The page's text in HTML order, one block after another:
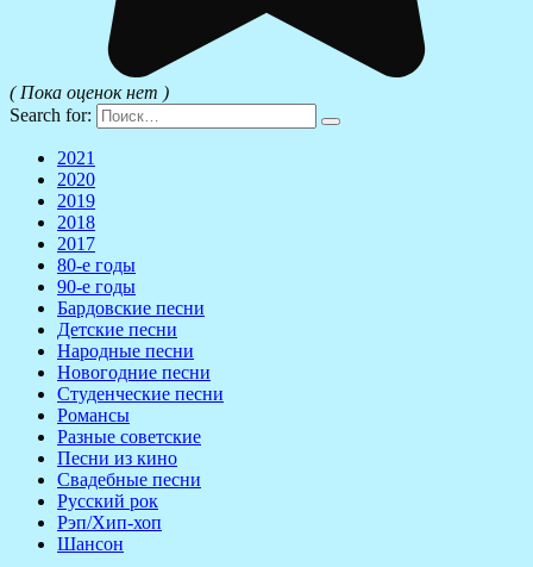
( Пока оценок нет )
Search for:
2021
2020
2019
2018
2017
80-е годы
90-е годы
Бардовские песни
Детские песни
Народные песни
Новогодние песни
Студенческие песни
Романсы
Разные советские
Песни из кино
Свадебные песни
Русский рок
Рэп/Хип-хоп
Шансон